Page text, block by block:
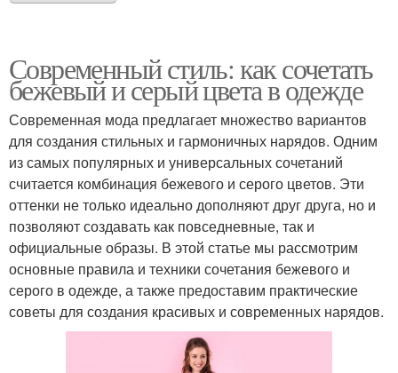
Современный стиль: как сочетать
бежевый и серый цвета в одежде
Современная мода предлагает множество вариантов
для создания стильных и гармоничных нарядов. Одним
из самых популярных и универсальных сочетаний
считается комбинация бежевого и серого цветов. Эти
оттенки не только идеально дополняют друг друга, но и
позволяют создавать как повседневные, так и
официальные образы. В этой статье мы рассмотрим
основные правила и техники сочетания бежевого и
серого в одежде, а также предоставим практические
советы для создания красивых и современных нарядов.